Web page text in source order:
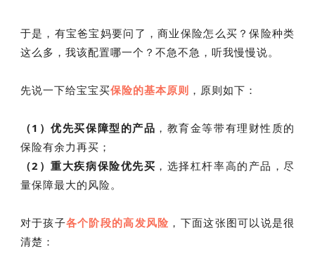
于是，有宝爸宝妈要问了，商业保险怎么买？保险种类
这么多，我该配置哪一个？不急不急，听我慢慢说。
先说一下给宝宝买保险的基本原则 ，原则如下：
（1）优先买保障型的产品 ，教育金等带有理财性质的
保险有余力再买；
（2）重大疾病保险优先买 ，选择杠杆率高的产品，尽
量保障最大的风险。
对于孩子各个阶段的高发风险 ，下面这张图可以说是很
清楚：